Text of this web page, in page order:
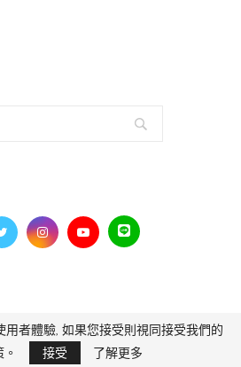
有，非經授權，不得轉載 All Right Reserved.
電話：02-8791-8559
者體驗, 如果您接受則視同接受我們的
接受 了解更多